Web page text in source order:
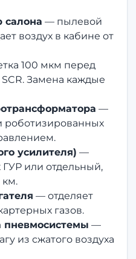
— пылевой
воздух в кабине от
100 мкм перед
Замена каждые
—
роботизированных
усилителя) —
или отдельный,
км.
— отделяет
газов.
пневмосистемы —
из сжатого воздуха